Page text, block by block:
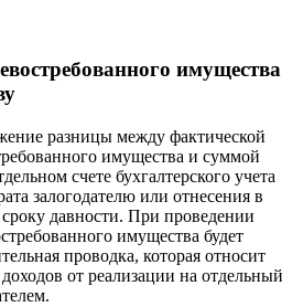
имущества
разницы между фактической
имущества и суммой
счете бухгалтерского учета
залогодателю или отнесения в
давности. При проведении
имущества будет
проводка, которая относит
от реализации на отдельный